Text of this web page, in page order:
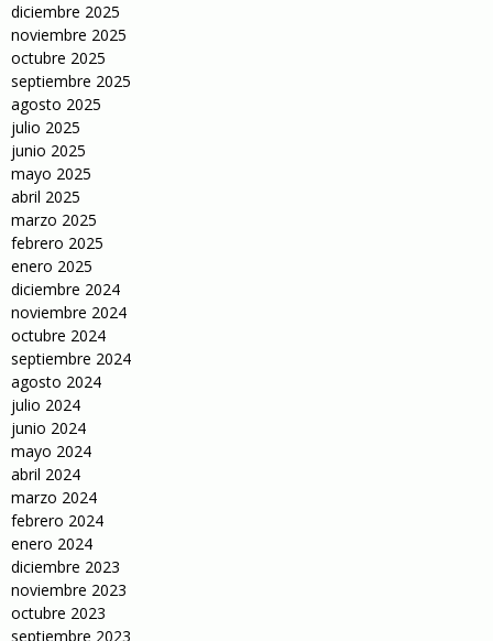
diciembre 2025
noviembre 2025
octubre 2025
septiembre 2025
agosto 2025
julio 2025
junio 2025
mayo 2025
abril 2025
marzo 2025
febrero 2025
enero 2025
diciembre 2024
noviembre 2024
octubre 2024
septiembre 2024
agosto 2024
julio 2024
junio 2024
mayo 2024
abril 2024
marzo 2024
febrero 2024
enero 2024
diciembre 2023
noviembre 2023
octubre 2023
septiembre 2023